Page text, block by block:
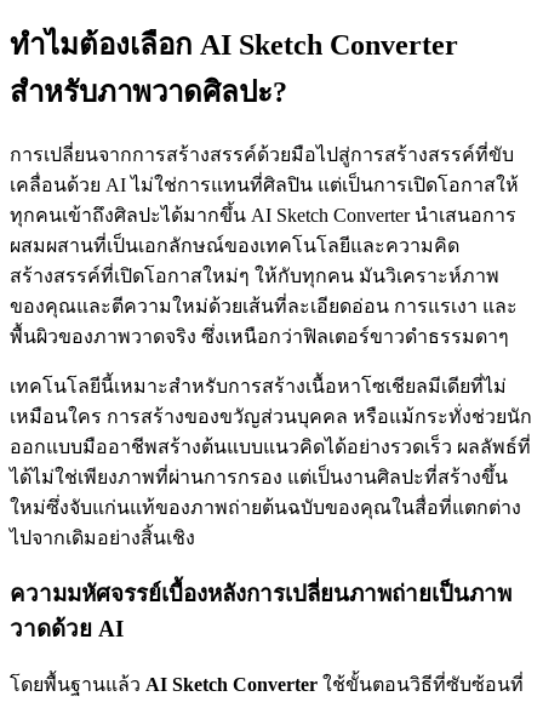
ทำไมต้องเลือก AI Sketch Converter
สำหรับภาพวาดศิลปะ?
การเปลี่ยนจากการสร้างสรรค์ด้วยมือไปสู่การสร้างสรรค์ที่ขับ
เคลื่อนด้วย AI ไม่ใช่การแทนที่ศิลปิน แต่เป็นการเปิดโอกาสให้
ทุกคนเข้าถึงศิลปะได้มากขึ้น AI Sketch Converter นำเสนอการ
ผสมผสานที่เป็นเอกลักษณ์ของเทคโนโลยีและความคิด
สร้างสรรค์ที่เปิดโอกาสใหม่ๆ ให้กับทุกคน มันวิเคราะห์ภาพ
ของคุณและตีความใหม่ด้วยเส้นที่ละเอียดอ่อน การแรเงา และ
พื้นผิวของภาพวาดจริง ซึ่งเหนือกว่าฟิลเตอร์ขาวดำธรรมดาๆ
เทคโนโลยีนี้เหมาะสำหรับการสร้างเนื้อหาโซเชียลมีเดียที่ไม่
เหมือนใคร การสร้างของขวัญส่วนบุคคล หรือแม้กระทั่งช่วยนัก
ออกแบบมืออาชีพสร้างต้นแบบแนวคิดได้อย่างรวดเร็ว ผลลัพธ์ที่
ได้ไม่ใช่เพียงภาพที่ผ่านการกรอง แต่เป็นงานศิลปะที่สร้างขึ้น
ใหม่ซึ่งจับแก่นแท้ของภาพถ่ายต้นฉบับของคุณในสื่อที่แตกต่าง
ไปจากเดิมอย่างสิ้นเชิง
ความมหัศจรรย์เบื้องหลังการเปลี่ยนภาพถ่ายเป็นภาพ
วาดด้วย AI
โดยพื้นฐานแล้ว AI Sketch Converter ใช้ขั้นตอนวิธีที่ซับซ้อนที่